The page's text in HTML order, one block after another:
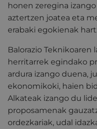
honen zeregina
aztertzen joatea eta
erabaki egokienak
Balorazio
herritarrek egindako
ardura izango duena,
ekonomikoki, haien
Alkateak izango du
proposamenak
ordezkariak, udal